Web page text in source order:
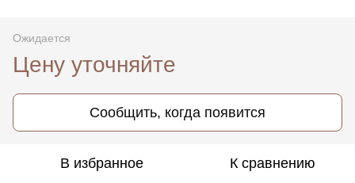
Ожидается
Цену уточняйте
Сообщить, когда появится
В избранное К сравнению